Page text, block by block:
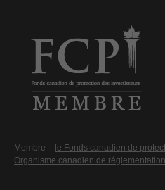
Membre – le Fonds canadien de
Organisme canadien de